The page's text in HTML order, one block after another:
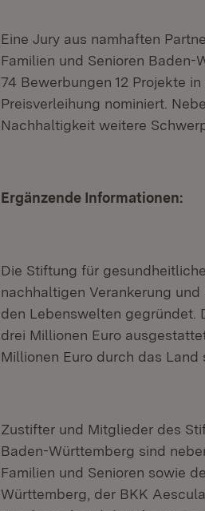
Eine Jury aus namhaften
Familien und Senioren
74 Bewerbungen 12 Projekte
Preisverleihung nominiert.
Nachhaltigkeit weitere
Ergänzende Informationen:
Die Stiftung für
nachhaltigen Verankerung
den Lebenswelten gegründet.
drei Millionen Euro
Millionen Euro durch das Land
Zustifter und Mitglieder des
Baden-Württemberg sind
Familien und Senioren sowie
Württemberg, der BKK